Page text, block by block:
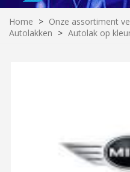
Je online offerte
Deel je creaties en
Home > Onze assortiment
Autolakken > Autolak op